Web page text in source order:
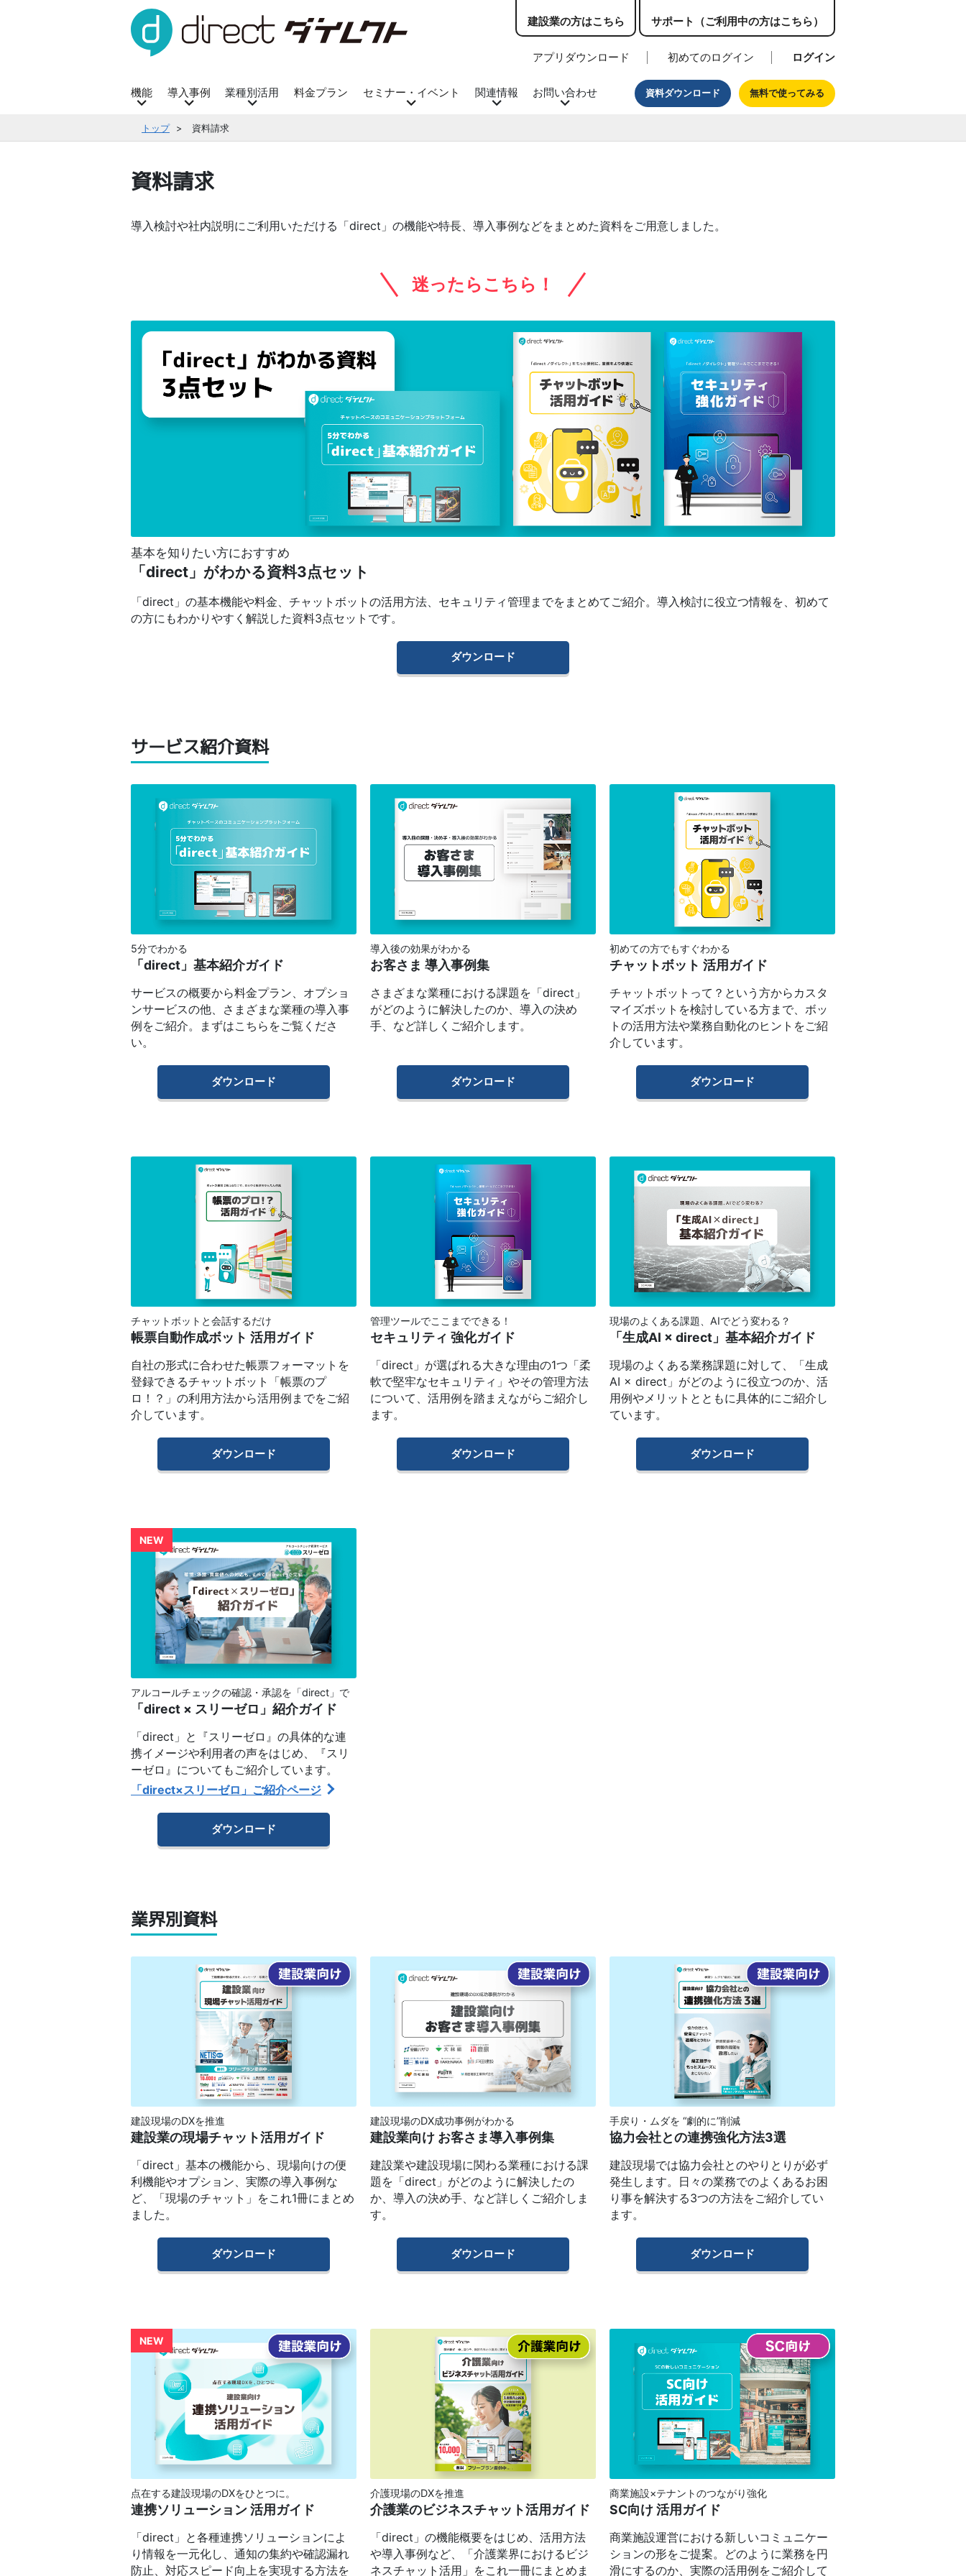
アプリダウンロード 初めてのログイン ログイン
建設業の方はこちら サポート（ご利用中の方はこちら）
機能 導入事例 業種別活用 料金プラン セミナー・イベント 関連情報 お問い合わせ 資料ダウンロード 無料で使ってみる
トップ 資料請求
資料請求
導入検討や社内説明にご利用いただける「direct」の機能や特長、導入事例などをまとめた資料をご用意しました。
迷ったらこちら！
基本を知りたい方におすすめ
「direct」がわかる資料3点セット
「direct」の基本機能や料金、チャットボットの活用方法、セキュリティ管理までをまとめてご紹介。導入検討に役立つ情報を、初めて
の方にもわかりやすく解説した資料3点セットです。
ダウンロード
サービス紹介資料
5分でわかる
「direct」基本紹介ガイド
サービスの概要から料金プラン、オプショ
ンサービスの他、さまざまな業種の導入事
例をご紹介。まずはこちらをご覧くださ
い。
ダウンロード
導入後の効果がわかる
お客さま 導入事例集
さまざまな業種における課題を「direct」
がどのように解決したのか、導入の決め
手、など詳しくご紹介します。
ダウンロード
初めての方でもすぐわかる
チャットボット 活用ガイド
チャットボットって？という方からカスタ
マイズボットを検討している方まで、ボッ
トの活用方法や業務自動化のヒントをご紹
介しています。
ダウンロード
チャットボットと会話するだけ
帳票自動作成ボット 活用ガイド
自社の形式に合わせた帳票フォーマットを
登録できるチャットボット「帳票のプ
ロ！？」の利用方法から活用例までをご紹
介しています。
ダウンロード
管理ツールでここまでできる！
セキュリティ 強化ガイド
「direct」が選ばれる大きな理由の1つ「柔
軟で堅牢なセキュリティ」やその管理方法
について、活用例を踏まえながらご紹介し
ます。
ダウンロード
現場のよくある課題、AIでどう変わる？
「生成AI × direct」基本紹介ガイド
現場のよくある業務課題に対して、「生成
AI × direct」がどのように役立つのか、活
用例やメリットとともに具体的にご紹介し
ています。
ダウンロード
アルコールチェックの確認・承認を「direct」で
「direct × スリーゼロ」紹介ガイド
「direct」と『スリーゼロ』の具体的な連
携イメージや利用者の声をはじめ、『スリ
ーゼロ』についてもご紹介しています。
「direct×スリーゼロ」ご紹介ページ
ダウンロード
業界別資料
建設現場のDXを推進
建設業の現場チャット活用ガイド
「direct」基本の機能から、現場向けの便
利機能やオプション、実際の導入事例な
ど、「現場のチャット」をこれ1冊にまとめ
ました。
ダウンロード
建設現場のDX成功事例がわかる
建設業向け お客さま導入事例集
建設業や建設現場に関わる業種における課
題を「direct」がどのように解決したの
か、導入の決め手、など詳しくご紹介しま
す。
ダウンロード
手戻り・ムダを “劇的に”削減
協力会社との連携強化方法3選
建設現場では協力会社とのやりとりが必ず
発生します。日々の業務でのよくあるお困
り事を解決する3つの方法をご紹介してい
ます。
ダウンロード
点在する建設現場のDXをひとつに。
連携ソリューション 活用ガイド
「direct」と各種連携ソリューションによ
り情報を一元化し、通知の集約や確認漏れ
防止、対応スピード向上を実現する方法を
介護現場のDXを推進
介護業のビジネスチャット活用ガイド
「direct」の機能概要をはじめ、活用方法
や導入事例など、「介護業界におけるビジ
ネスチャット活用」をこれ一冊にまとめま
商業施設×テナントのつながり強化
SC向け 活用ガイド
商業施設運営における新しいコミュニケー
ションの形をご提案。どのように業務を円
滑にするのか、実際の活用例をご紹介して